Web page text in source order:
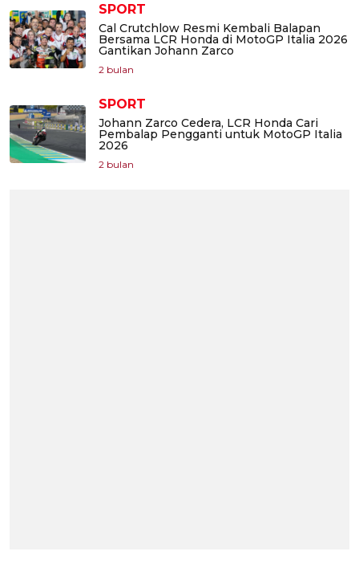
SPORT
Cal Crutchlow Resmi Kembali Balapan
Bersama LCR Honda di MotoGP Italia 2026
Gantikan Johann Zarco
2 bulan
SPORT
Johann Zarco Cedera, LCR Honda Cari
Pembalap Pengganti untuk MotoGP Italia
2026
2 bulan